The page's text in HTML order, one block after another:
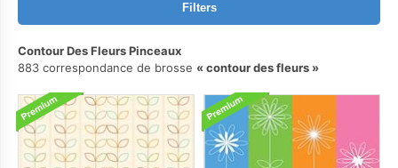
Filters
Contour Des Fleurs Pinceaux
883 correspondance de brosse
contour des fleurs